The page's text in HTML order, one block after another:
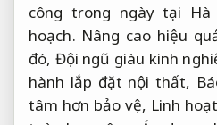
công trong ngày tại Hà
hoạch. Nâng cao hiệu
đó, Đội ngũ giàu kinh
hành lắp đặt nội thất,
tâm hơn bảo vệ, Linh